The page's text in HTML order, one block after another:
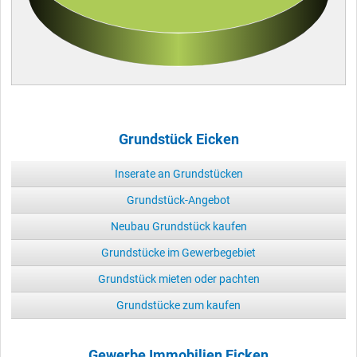
Grundstück Eicken
Inserate an Grundstücken
Grundstück-Angebot
Neubau Grundstück kaufen
Grundstücke im Gewerbegebiet
Grundstück mieten oder pachten
Grundstücke zum kaufen